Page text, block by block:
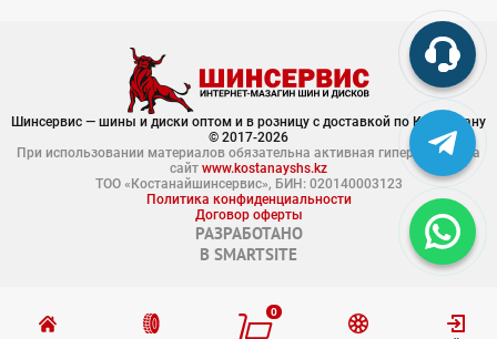
0
Шинсервис — шины и диски оптом и в розницу с доставкой по Казахстану
© 2017-2026
При использовании материалов обязательна активная гиперссылка на
сайт www.kostanayshs.kz
ТОО «Костанайшинсервис», БИН: 020140003123
Политика конфиденциальности
Договор оферты
РАЗРАБОТАНО
В SMARTSITE